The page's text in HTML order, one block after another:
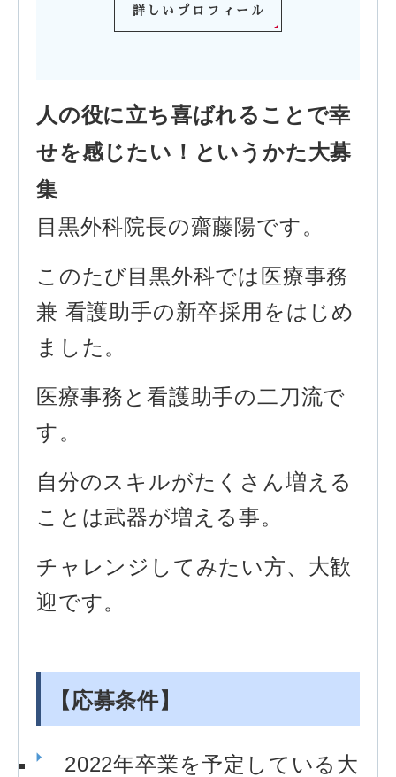
詳しいプロフィール
人の役に立ち喜ばれることで幸
せを感じたい！というかた大募
集
目黒外科院長の齋藤陽です。
このたび目黒外科では医療事務
兼 看護助手の新卒採用をはじめ
ました。
医療事務と看護助手の二刀流で
す。
自分のスキルがたくさん増える
ことは武器が増える事。
チャレンジしてみたい方、大歓
迎です。
【応募条件】
2022年卒業を予定している大